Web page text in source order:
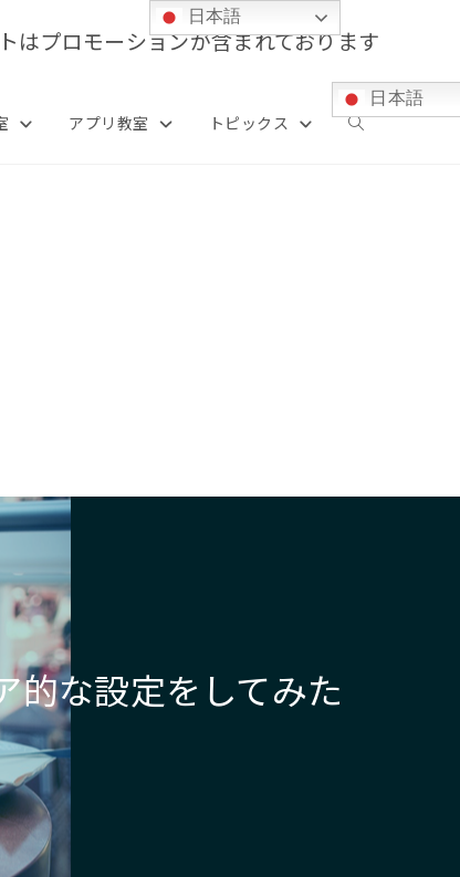
はプロモーションが含まれております
アプリ教室 トピックス
日本語
ウ
的な設定をしてみた
日本語